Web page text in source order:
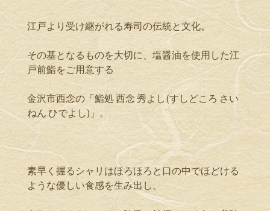
江戸より受け継がれる寿司の伝統と文化。
その基となるものを大切に、塩醤油を使用した江
戸前鮨をご用意する
金沢市西念の「鮨処 西念 秀よし(すしどころ さい
ねん ひでよし)」。
素早く握るシャリはほろほろと口の中でほどける
ような優しい食感を生み出し、